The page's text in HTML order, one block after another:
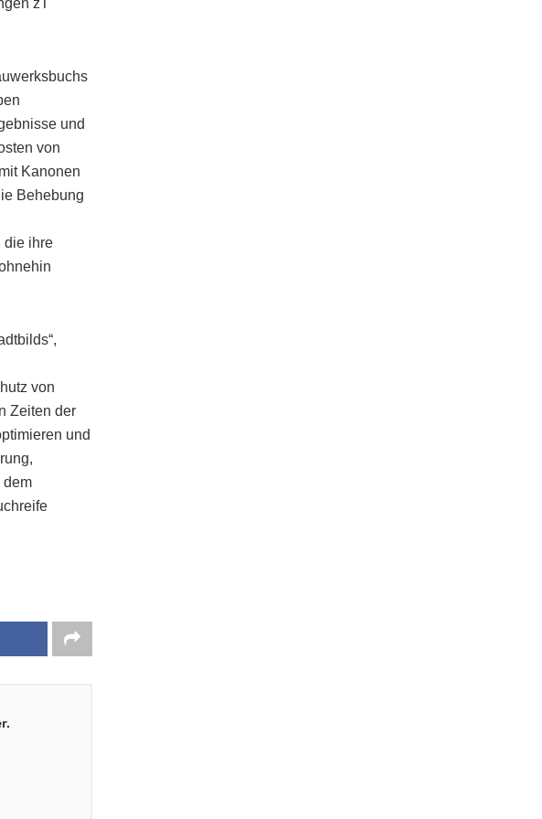
zT
und
von
Kanonen
Behebung
die ihre
von
Zeiten der
und
dem